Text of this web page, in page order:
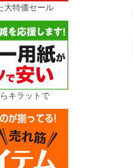
大特価セール
キラットで